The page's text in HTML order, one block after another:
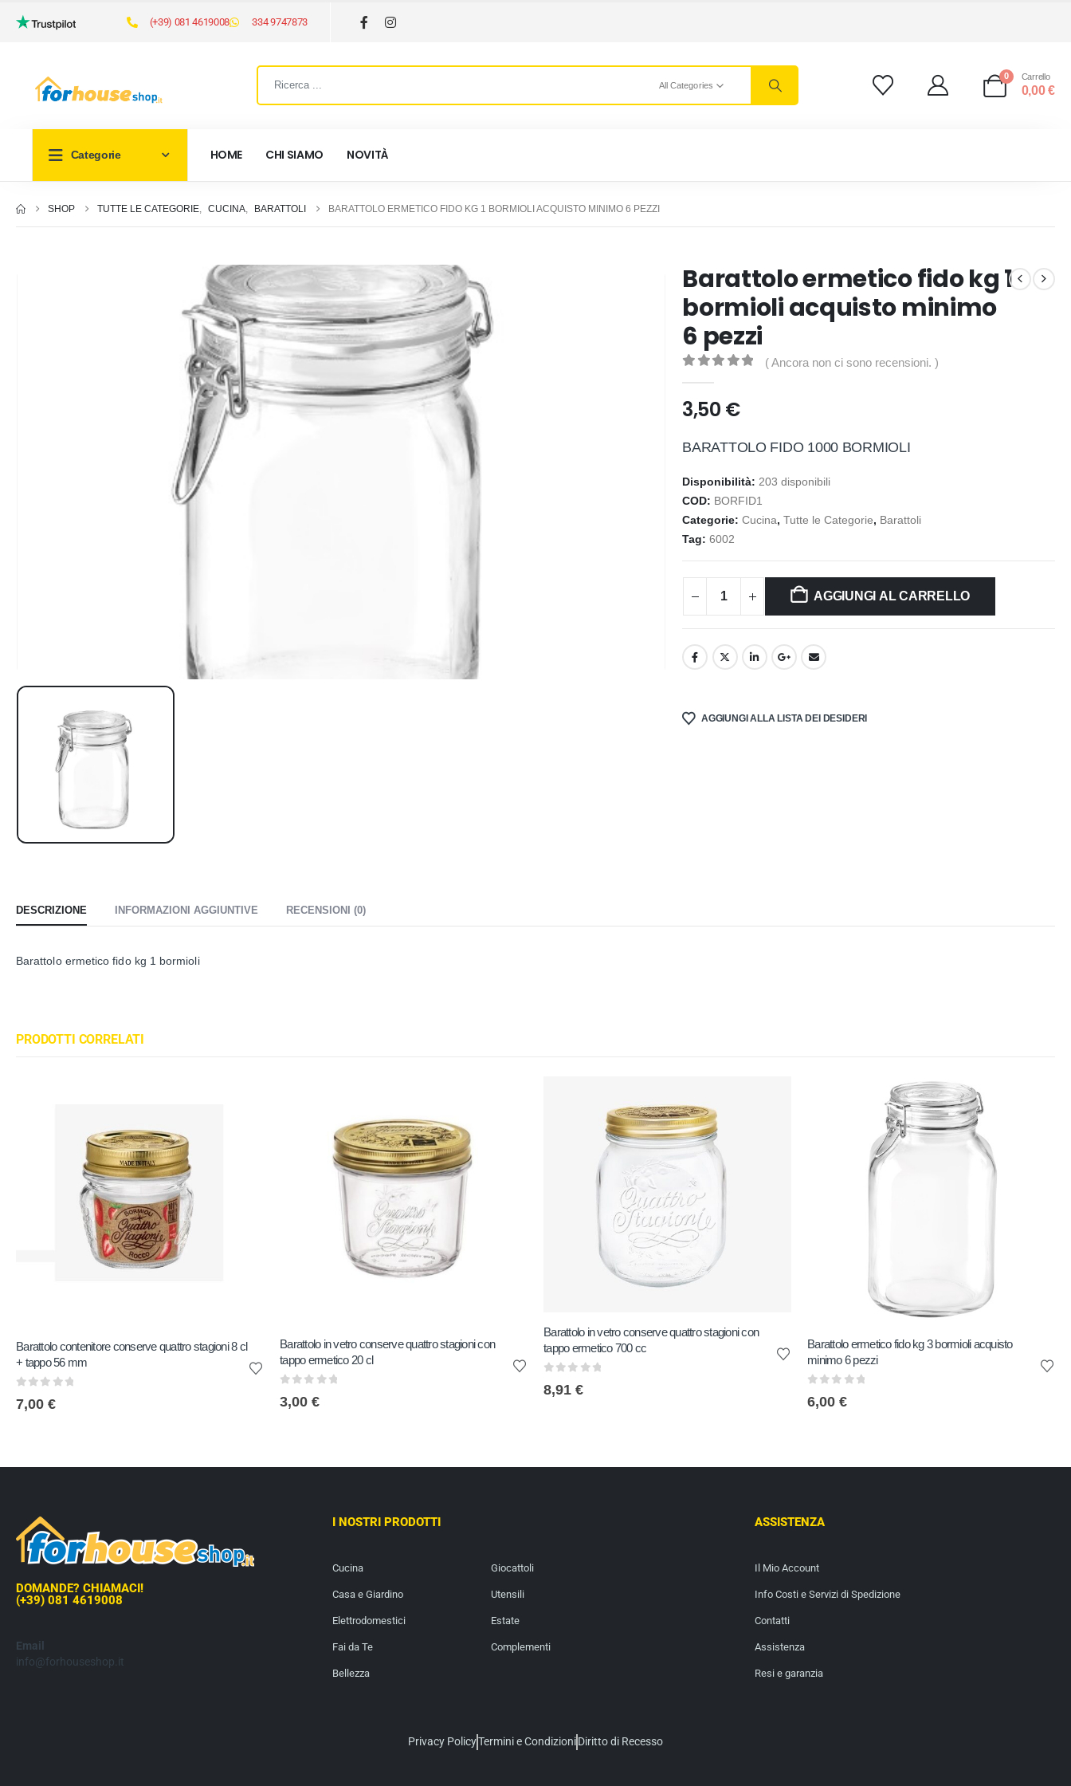
(+39) 081 4619008 334 9747873
All Categories
0 Carrello
0,00€
Categorie HOME CHI SIAMO NOVITÀ
SHOP TUTTE LE CATEGORIE, CUCINA, BARATTOLI BARATTOLO ERMETICO FIDO KG 1 BORMIOLI ACQUISTO MINIMO 6 PEZZI
Barattolo ermetico fido kg 1
bormioli acquisto minimo
6 pezzi
( Ancora non ci sono recensioni. )
3,50 €
BARATTOLO FIDO 1000 BORMIOLI
Disponibilità: 203 disponibili
COD: BORFID1
Categorie:Cucina,Tutte le Categorie, Barattoli
Tag:6002
AGGIUNGI AL CARRELLO
AGGIUNGI ALLA LISTA DEI DESIDERI
DESCRIZIONE INFORMAZIONI AGGIUNTIVE RECENSIONI (0)
Barattolo ermetico fido kg 1 bormioli
PRODOTTI CORRELATI
Barattolo contenitore conserve quattro stagioni 8 cl
+ tappo 56 mm
7,00 €
Barattolo in vetro conserve quattro stagioni con
tappo ermetico 20 cl
3,00 €
Barattolo in vetro conserve quattro stagioni con
tappo ermetico 700 cc
8,91 €
Barattolo ermetico fido kg 3 bormioli acquisto
minimo 6 pezzi
6,00 €
DOMANDE? CHIAMACI!
(+39) 081 4619008
Email
info@forhouseshop.it
I NOSTRI PRODOTTI
Cucina
Casa e Giardino
Elettrodomestici
Fai da Te
Bellezza
Giocattoli
Utensili
Estate
Complementi
ASSISTENZA
Il Mio Account
Info Costi e Servizi di Spedizione
Contatti
Assistenza
Resi e garanzia
Privacy PolicyTermini e CondizioniDiritto di Recesso